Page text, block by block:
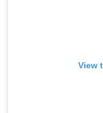
View